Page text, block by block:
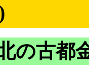
の古